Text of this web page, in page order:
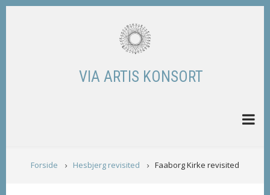
Skip
VIA ARTIS KONSORT
BREADCRUMB
Forside Hesbjerg revisited Faaborg Kirke revisited